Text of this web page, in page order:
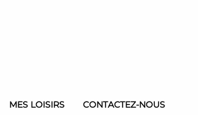
MES LOISIRS CONTACTEZ-NOUS